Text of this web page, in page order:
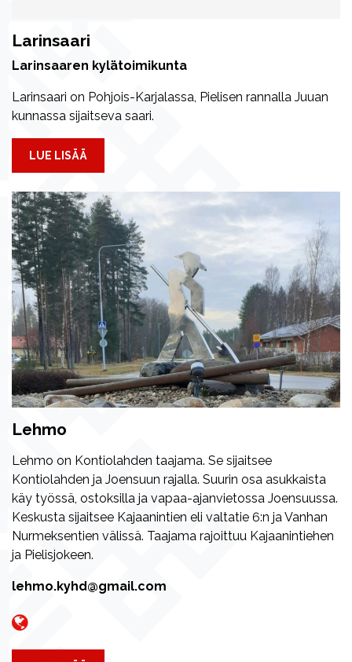
Larinsaari
Larinsaaren kylätoimikunta
Larinsaari on Pohjois-Karjalassa, Pielisen rannalla Juuan
kunnassa sijaitseva saari.
LUE LISÄÄ
Lehmo
Lehmo on Kontiolahden taajama. Se sijaitsee
Kontiolahden ja Joensuun rajalla. Suurin osa asukkaista
käy työssä, ostoksilla ja vapaa-ajanvietossa Joensuussa.
Keskusta sijaitsee Kajaanintien eli valtatie 6:n ja Vanhan
Nurmeksentien välissä. Taajama rajoittuu Kajaanintiehen
ja Pielisjokeen.
lehmo.kyhd@gmail.com